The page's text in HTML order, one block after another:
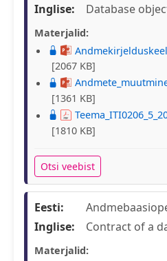
Inglise:
Database
Materjalid:
[2067 KB]
[1361 KB]
[1810 KB]
Otsi veebist
Eesti:
Inglise:
Contract of a
Materjalid: